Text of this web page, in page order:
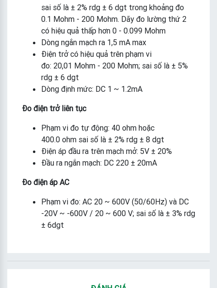
sai số là ± 2% rdg ± 6 dgt trong khoảng đo
0.1 Mohm - 200 Mohm. Dãy đo lường thứ 2
có hiệu quả thấp hơn 0 - 0.099 Mohm
Dòng ngắn mạch ra 1,5 mA max
Điện trở có hiệu quả trên phạm vi
đo: 20,01 Mohm - 200 Mohm; sai số là ± 5%
rdg ± 6 dgt
Dòng định mức: DC 1 ~ 1.2mA
Đo điện trở liên tục
Phạm vi đo tự động: 40 ohm hoặc
400.0 ohm sai số là ± 2% rdg ± 8 dgt
Điện áp đầu ra trên mạch mở: 5V ± 20%
Đầu ra ngắn mạch: DC 220 ± 20mA
Đo điện áp AC
Phạm vi đo: AC 20 ~ 600V (50/60Hz) và DC
-20V ~ -600V / 20 ~ 600 V; sai số là ± 3% rdg
± 6dgt